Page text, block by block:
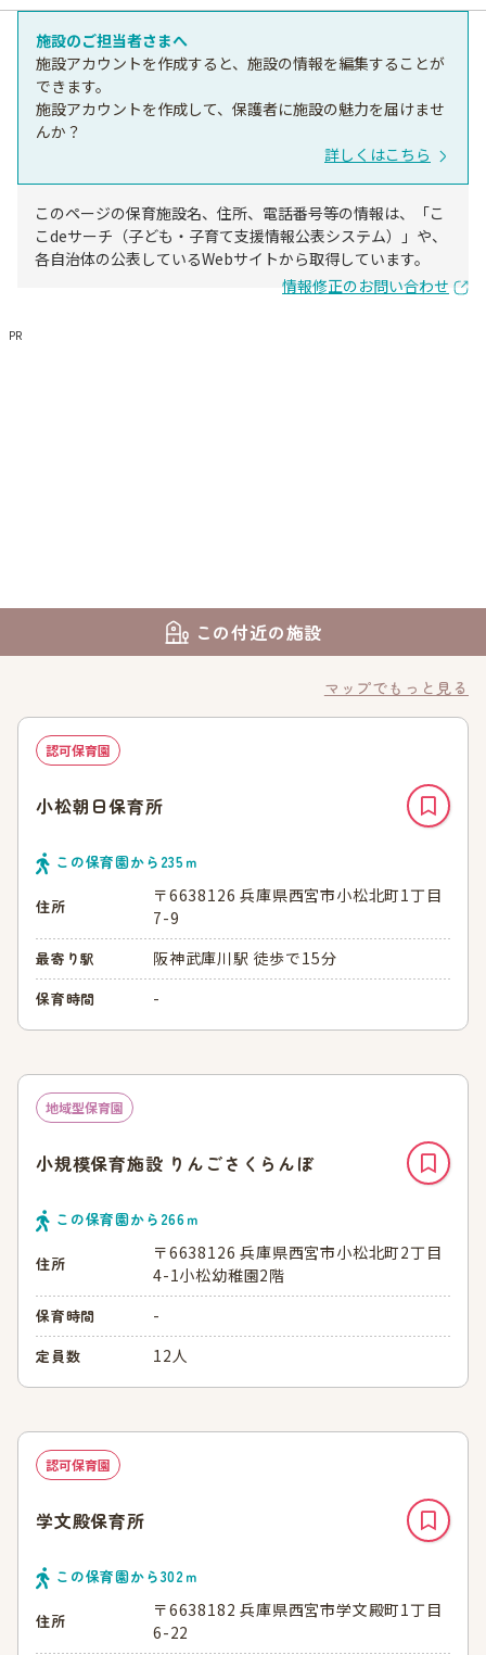
施設のご担当者さまへ
施設アカウントを作成すると、施設の情報を編集することが
できます。
施設アカウントを作成して、保護者に施設の魅力を届けませ
んか？
詳しくはこちら
このページの保育施設名、住所、電話番号等の情報は、「こ
こdeサーチ（子ども・子育て支援情報公表システム）」や、
各自治体の公表しているWebサイトから取得しています。
情報修正のお問い合わせ
PR
この付近の施設
マップでもっと見る
認可保育園
小松朝日保育所
この保育園から 235ｍ
住所
〒6638126 兵庫県西宮市小松北町1丁目
7-9
最寄り駅 阪神武庫川駅 徒歩で15分
保育時間 -
地域型保育園
小規模保育施設 りんごさくらんぼ
この保育園から 266ｍ
住所
〒6638126 兵庫県西宮市小松北町2丁目
4-1小松幼稚園2階
保育時間 -
定員数 12人
認可保育園
学文殿保育所
この保育園から302ｍ
住所
〒6638182 兵庫県西宮市学文殿町1丁目
6-22